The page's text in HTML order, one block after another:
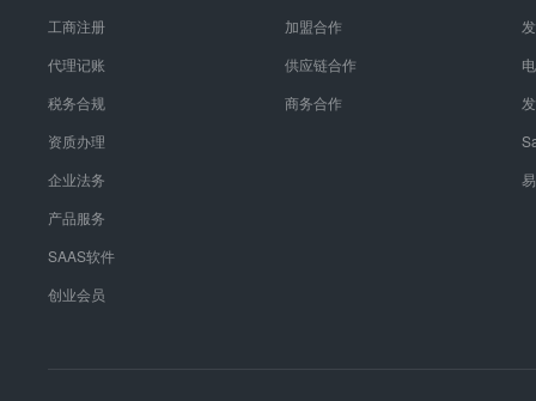
工商注册
代理记账
税务合规
资质办理
企业法务
产品服务
SAAS软件
创业会员
加盟合作
供应链合作
商务合作